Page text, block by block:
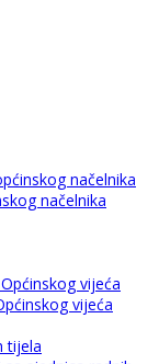
načelnika
načelnika
vijeća
vijeća
tijela